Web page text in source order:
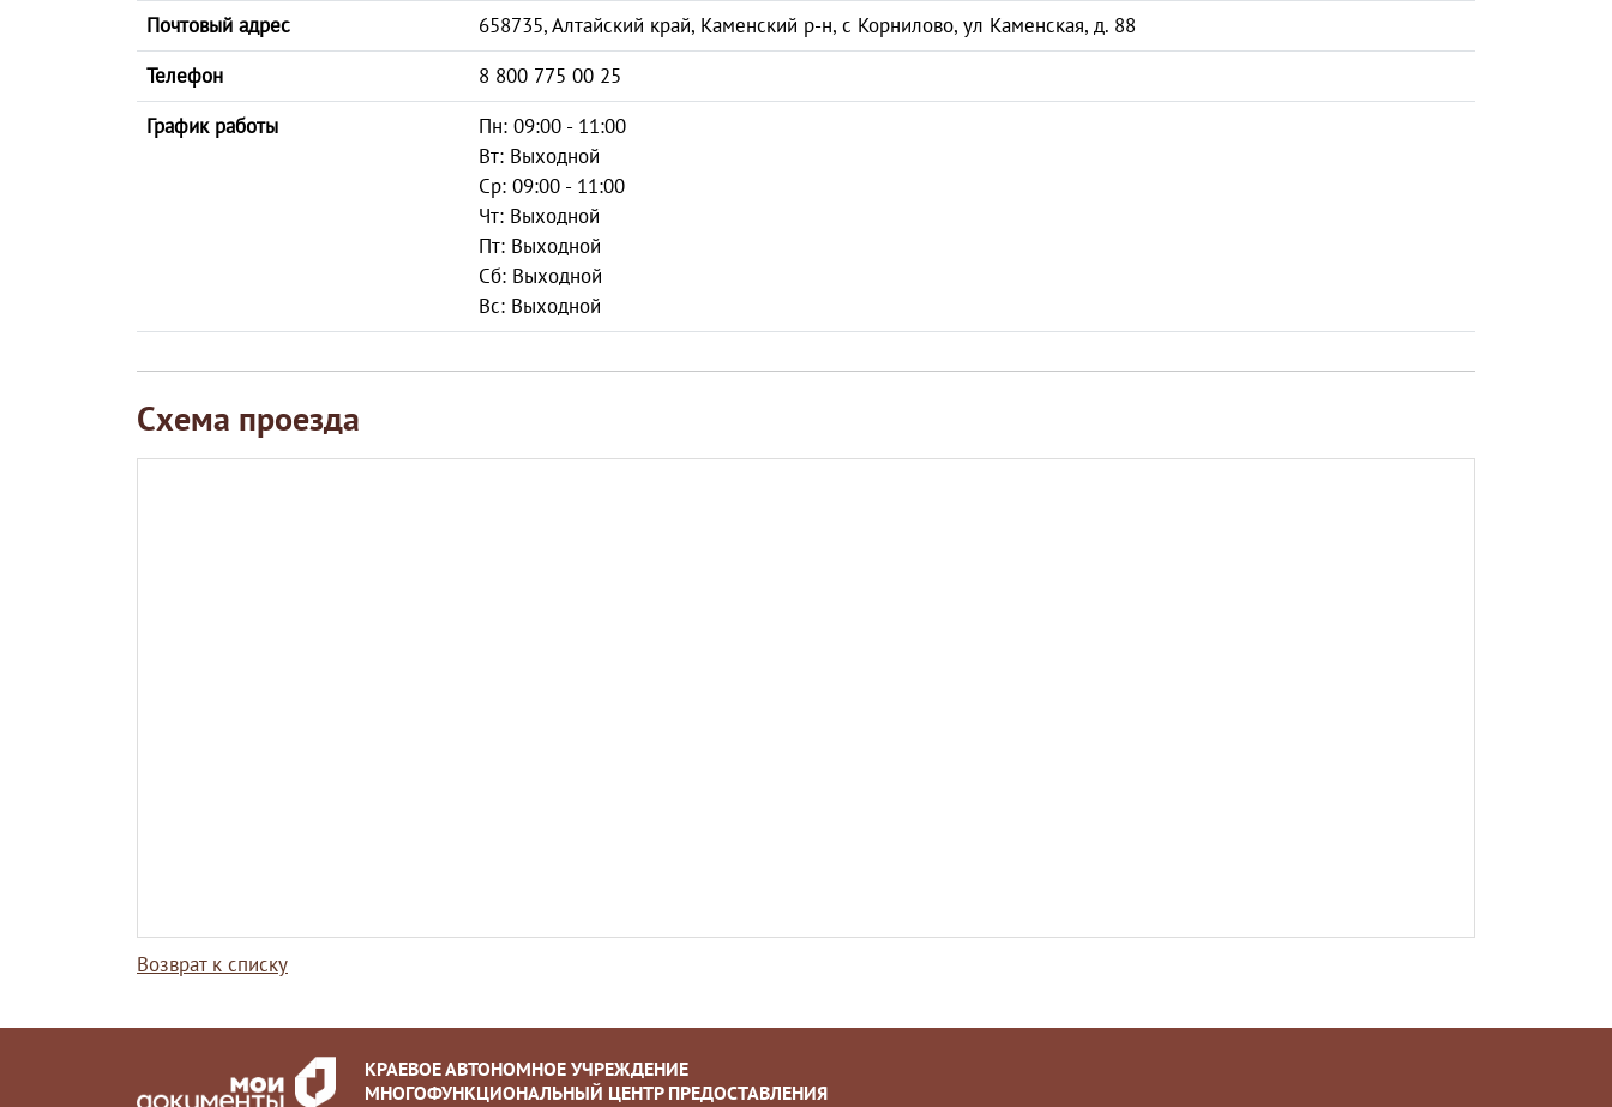
Почтовый адрес
658735, Алтайский край, Каменский р-н, с Корнилово, ул Каменская, д. 88
Телефон
8 800 775 00 25
График работы
Пн: 09:00 - 11:00
Вт: Выходной
Ср: 09:00 - 11:00
Чт: Выходной
Пт: Выходной
Сб: Выходной
Вс: Выходной
Схема проезда
Возврат к списку
КРАЕВОЕ АВТОНОМНОЕ УЧРЕЖДЕНИЕ
МНОГОФУНКЦИОНАЛЬНЫЙ ЦЕНТР ПРЕДОСТАВЛЕНИЯ